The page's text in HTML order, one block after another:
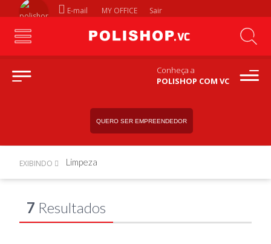
E-mail MY OFFICE Sair
Conheça a
POLISHOP COM VC
QUERO SER EMPREENDEDOR
EXIBINDO Limpeza
7 Resultados